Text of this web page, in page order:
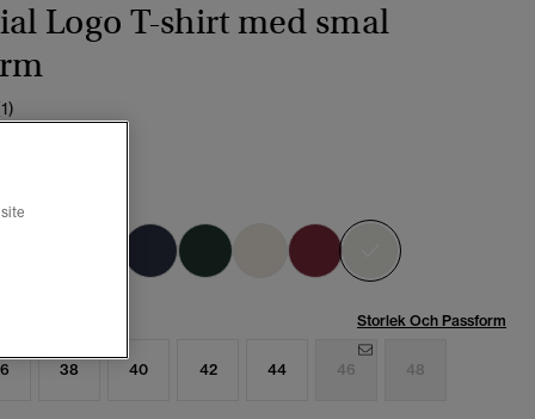
Logo T-shirt med smal
marl
vald
Storlek Och Passform
38 40 42 44 46 48